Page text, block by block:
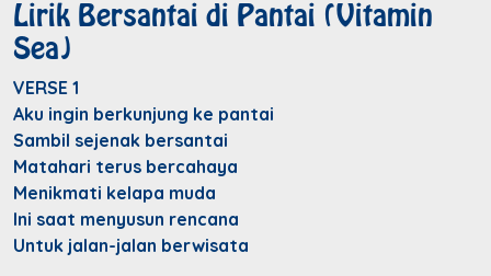
Lirik Bersantai di Pantai (Vitamin
Sea)
VERSE 1
Aku ingin berkunjung ke pantai
Sambil sejenak bersantai
Matahari terus bercahaya
Menikmati kelapa muda
Ini saat menyusun rencana
Untuk jalan-jalan berwisata